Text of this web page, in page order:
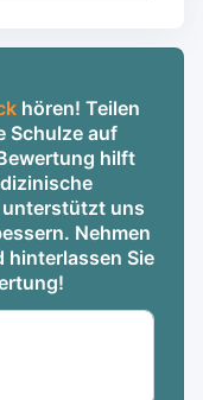
hören! Teilen
Schulze auf
hilft
uns
Nehmen
hinterlassen Sie